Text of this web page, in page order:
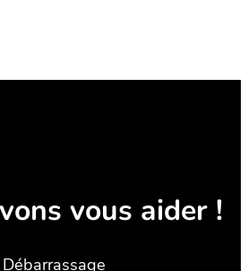
vous aider !
Débarrassage